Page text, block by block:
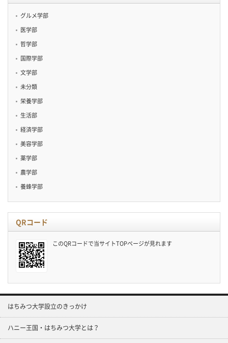
グルメ学部
医学部
哲学部
国際学部
文学部
未分類
栄養学部
生活部
経済学部
美容学部
薬学部
農学部
養蜂学部
QRコード
このQRコードで当サイトTOPページが見れます
はちみつ大学設立のきっかけ
ハニー王国・はちみつ大学とは？